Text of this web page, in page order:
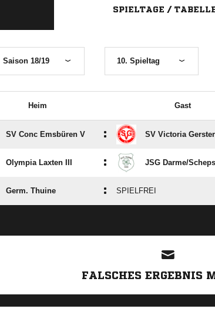
SPIELTAGE /
Saison 18/19 10. Spieltag
Heim Gast
SV Conc Emsbüren V : SV Victoria
Olympia Laxten III : JSG Darme/​
Germ. Thuine : SPIELFREI
FALSCHES ERGEBNIS